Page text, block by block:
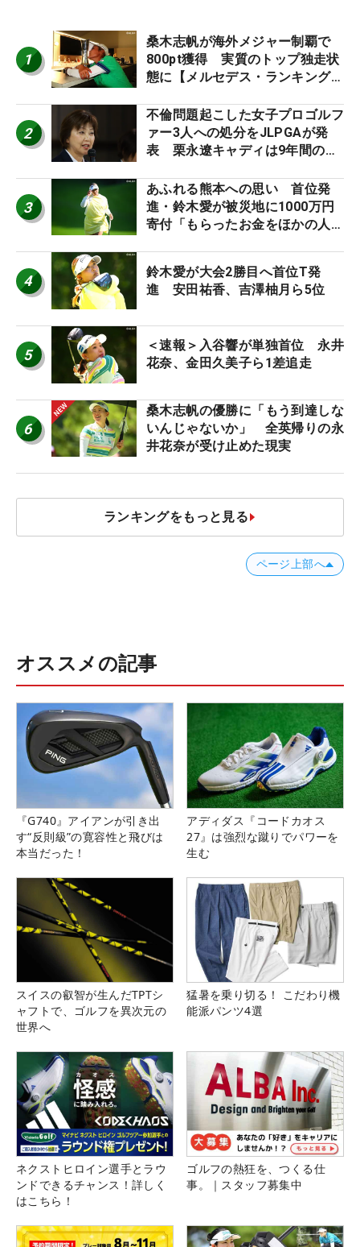
1
桑木志帆が海外メジャー制覇で
800pt獲得 実質のトップ独走状
態に【メルセデス・ランキング番
2
不倫問題起こした女子プロゴルフ
ァー3人への処分をJLPGAが発
表 栗永遼キャディは9年間の立
3
あふれる熊本への思い 首位発
進・鈴木愛が被災地に1000万円
寄付「もらったお金をほかの人
4
鈴木愛が大会2勝目へ首位T発
進 安田祐香、吉澤柚月ら5位
5
＜速報＞入谷響が単独首位 永井
花奈、金田久美子ら1差追走
6
桑木志帆の優勝に「もう到達しな
いんじゃないか」 全英帰りの永
井花奈が受け止めた現実
ランキングをもっと見る
ページ上部へ
オススメの記事
『G740』アイアンが引き出
す“反則級”の寛容性と飛びは
本当だった！
アディダス『コードカオス
27』は強烈な蹴りでパワーを
生む
スイスの叡智が生んだTPTシ
ャフトで、ゴルフを異次元の
世界へ
猛暑を乗り切る！ こだわり機
能派パンツ4選
ネクストヒロイン選手とラウ
ンドできるチャンス！詳しく
はこちら！
ゴルフの熱狂を、つくる仕
事。｜スタッフ募集中